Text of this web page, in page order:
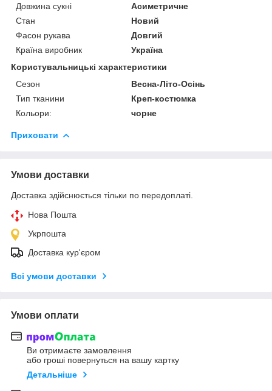
Довжина сукні
Асиметричне
Стан
Новий
Фасон рукава
Довгий
Країна виробник
Україна
Користувальницькі характеристики
Сезон
Весна-Літо-Осінь
Тип тканини
Креп-костюмка
Кольори:
чорне
Приховати
Умови доставки
Доставка здійснюється тільки по передоплаті.
Нова Пошта
Укрпошта
Доставка кур'єром
Всі умови доставки
Умови оплати
Ви отримаєте замовлення
або гроші повернуться на вашу картку
Детальніше